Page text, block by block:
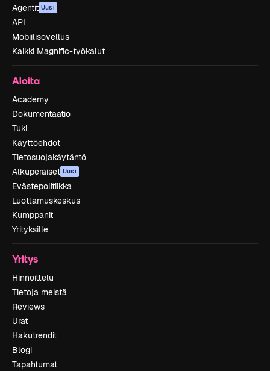
Agentit Uusi
API
Mobiilisovellus
Kaikki Magnific-työkalut
Aloita
Academy
Dokumentaatio
Tuki
Käyttöehdot
Tietosuojakäytäntö
Alkuperäiset Uusi
Evästepolitiikka
Luottamuskeskus
Kumppanit
Yrityksille
Yritys
Hinnoittelu
Tietoja meistä
Reviews
Urat
Hakutrendit
Blogi
Tapahtumat